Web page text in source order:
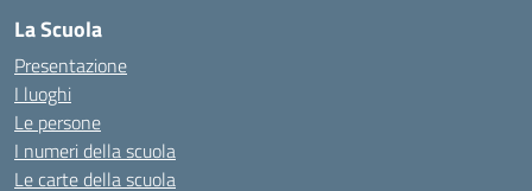
La Scuola
Presentazione
I luoghi
Le persone
I numeri della scuola
Le carte della scuola